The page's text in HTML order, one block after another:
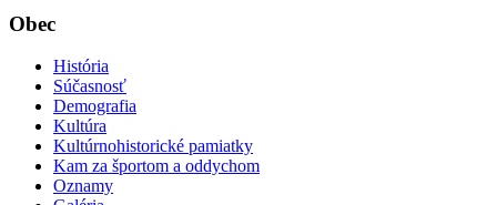
Obec
História
Súčasnosť
Demografia
Kultúra
Kultúrnohistorické pamiatky
Kam za športom a oddychom
Oznamy